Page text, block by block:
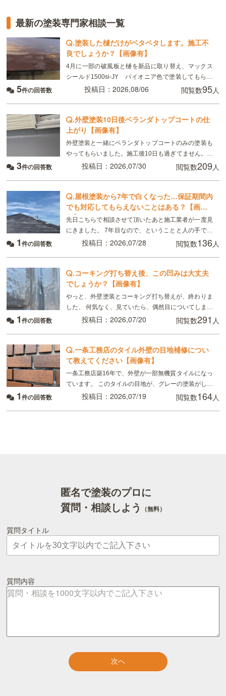
匿名で塗装のプロに
質問・相談しよう （無料）
質問タイトル
質問内容
最新の塗装専門家相談一覧
.塗装した樋だけがベタベタします。施工不
良でしょうか？【画像有】
4月に一部の破風板と樋を新品に取り替え、マックス
シールド1500si-JY パイオニア色で塗装してもらい
ました。 8月現在、樋がベタベタして小さい虫が張り
5件の回答数 投稿日：2026,08/06 閲覧数95人
.外壁塗装10日後ベランダトップコートの仕
上がり【画像有】
外壁塗装と一緒にベランダトップコートのみの塗装も
やってもらいました。施工後10日も過ぎてません。こ
れは普通ですか？
3件の回答数 投稿日：2026,07/30 閲覧数209人
.屋根塗装から7年で白くなった…保証期間内
でも対応してもらえないことはある？【画像
有】
先日こちらで相談させて頂いたあと施工業者が一度見
にきました。 7年目なので、ということと人の手で塗
るのでどうしてもムラはできる、板金部分はやはり経
1件の回答数 投稿日：2026,07/28 閲覧数136人
.コーキング打ち替え後、この凹みは大丈夫
でしょうか？【画像有】
やっと、外壁塗装とコーキング打ち替えが、終わりま
した、 何気なく、見ていたら、偶然目についてしまっ
たのですが、 画像のように コーキングの端にマイナ
1件の回答数 投稿日：2026,07/20 閲覧数291 人
.一条工務店のタイル外壁の目地補修につい
て教えてください【画像有】
一条工務店築16年で、外壁が一部無機質タイルになっ
ています。 このタイルの目地が、グレーの塗装がして
あるのですが、かなり禿げてしまっていてるので補修
1件の回答数 投稿日：2026,07/19 閲覧数164人